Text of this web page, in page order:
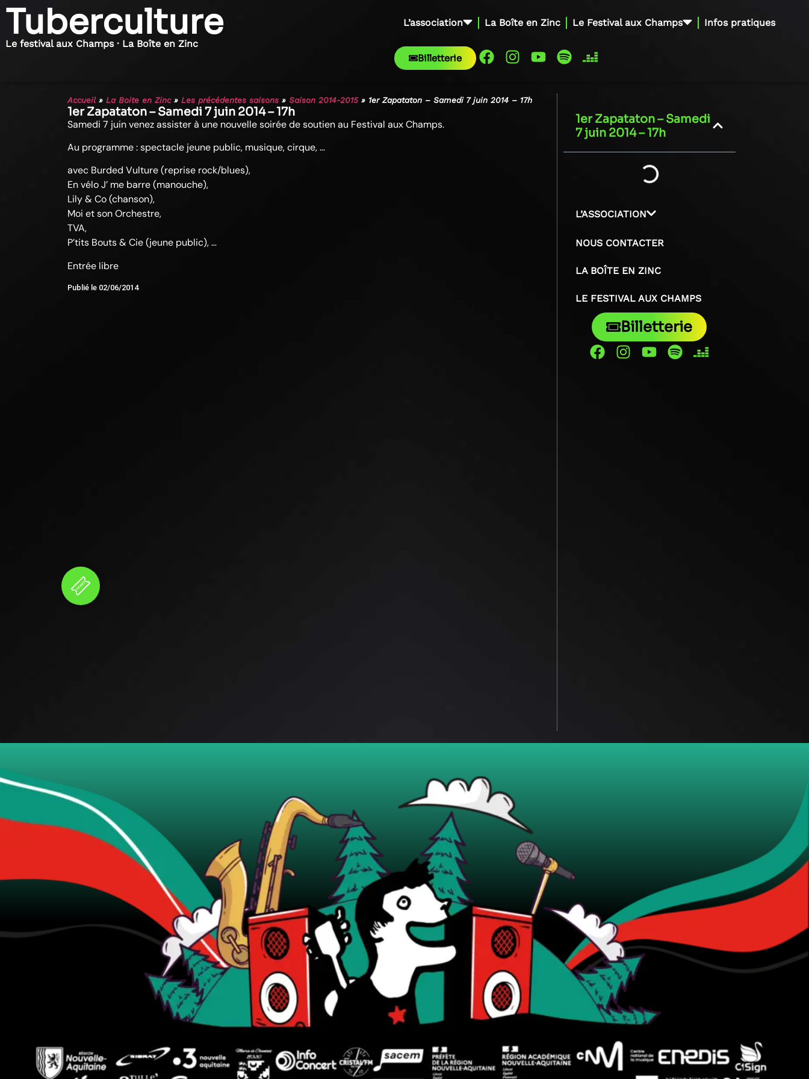
Tuberculture
Le festival aux Champs · La Boîte en Zinc
L’association La Boîte en Zinc Le Festival aux Champs Infos pratiques
Billetterie
Accueil» La Boite en Zinc» Les précédentes saisons » Saison 2014-2015 » 1er Zapataton – Samedi 7 juin 2014 – 17h
1er Zapataton – Samedi 7 juin 2014 – 17h
Samedi 7 juin venez assister à une nouvelle soirée de soutien au Festival aux Champs.
Au programme : spectacle jeune public, musique, cirque, …
avec Burded Vulture (reprise rock/blues),
En vélo J’ me barre (manouche),
Lily & Co (chanson),
Moi et son Orchestre,
TVA,
P’tits Bouts & Cie (jeune public), …
Entrée libre
Publié le 02/06/2014
1er Zapataton – Samedi
7 juin 2014 – 17h
L’ASSOCIATION
NOUS CONTACTER
LA BOÎTE EN ZINC
LE FESTIVAL AUX CHAMPS
Billetterie